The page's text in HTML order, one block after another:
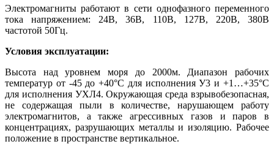
Электромагниты работают в сети однофазного переменного
тока напряжением: 24В, 36В, 110В, 127В, 220В, 380В
частотой 50Гц.
Условия эксплуатации:
Высота над уровнем моря до 2000м. Диапазон рабочих
температур от -45 до +40°С для исполнения У3 и +1…+35°С
для исполнения УХЛ4. Окружающая среда взрывобезопасная,
не содержащая пыли в количестве, нарушающем работу
электромагнитов, а также агрессивных газов и паров в
концентрациях, разрушающих металлы и изоляцию. Рабочее
положение в пространстве вертикальное.